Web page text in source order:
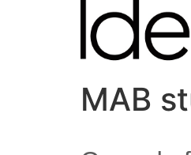
MAB